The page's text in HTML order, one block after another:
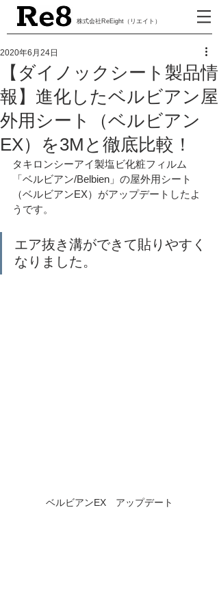
​株式会社ReEight（リエイト）
【ダイノックシート製品情
報】進化したベルビアン屋
外用シート（ベルビアン
EX）を3Mと徹底比較！
2020年6月24日
タキロンシーアイ製塩ビ化粧フィルム
「ベルビアン/Belbien」の屋外用シート
（ベルビアンEX）がアップデートしたよ
うです。
エア抜き溝ができて貼りやすく
なりました。
ベルビアンEX　アップデート